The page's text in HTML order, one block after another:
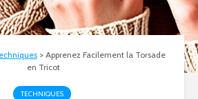
> Apprenez Facilement la Torsade
en Tricot
TECHNIQUES